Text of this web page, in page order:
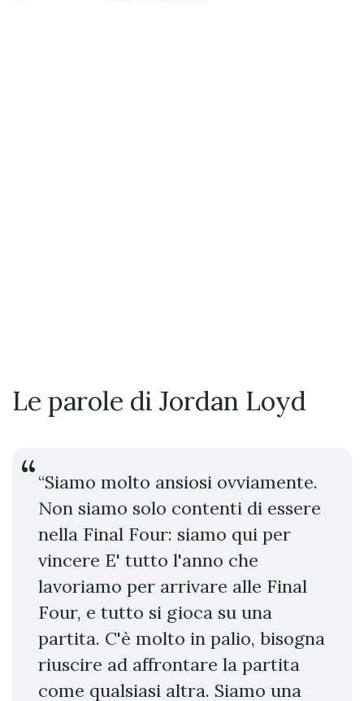
Le parole di Jordan Loyd
“Siamo molto ansiosi ovviamente.
Non siamo solo contenti di essere
nella Final Four: siamo qui per
vincere E' tutto l'anno che
lavoriamo per arrivare alle Final
Four, e tutto si gioca su una
partita. C'è molto in palio, bisogna
riuscire ad affrontare la partita
come qualsiasi altra. Siamo una